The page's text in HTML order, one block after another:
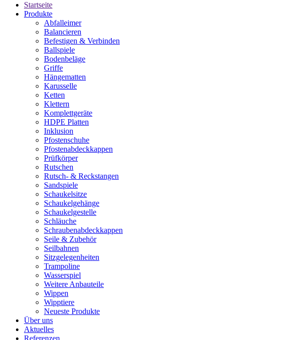
Startseite
Produkte
Abfalleimer
Balancieren
Befestigen & Verbinden
Ballspiele
Bodenbeläge
Griffe
Hängematten
Karusselle
Ketten
Klettern
Komplettgeräte
HDPE Platten
Inklusion
Pfostenschuhe
Pfostenabdeckkappen
Prüfkörper
Rutschen
Rutsch- & Reckstangen
Sandspiele
Schaukelsitze
Schaukelgehänge
Schaukelgestelle
Schläuche
Schraubenabdeckkappen
Seile & Zubehör
Seilbahnen
Sitzgelegenheiten
Trampoline
Wasserspiel
Weitere Anbauteile
Wippen
Wipptiere
Neueste Produkte
Über uns
Aktuelles
Referenzen